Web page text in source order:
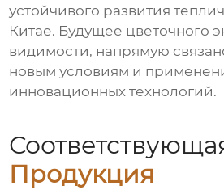
устойчивого развития
Китае. Будущее цветочного
видимости, напрямую
новым условиям и
инновационных технологий.
Продукция